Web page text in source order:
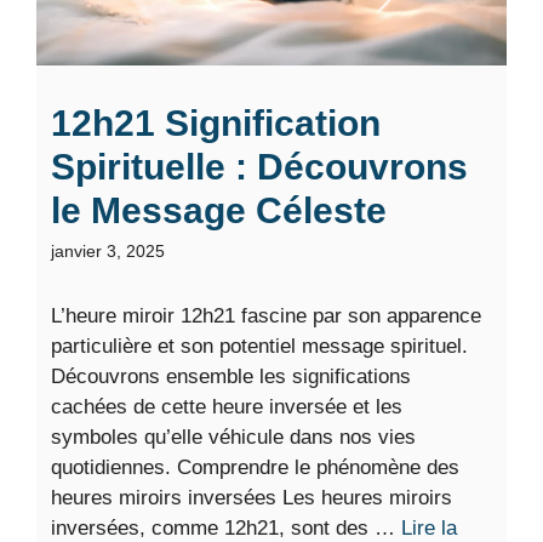
12h21 Signification
Spirituelle : Découvrons
le Message Céleste
janvier 3, 2025
L’heure miroir 12h21 fascine par son apparence
particulière et son potentiel message spirituel.
Découvrons ensemble les significations
cachées de cette heure inversée et les
symboles qu’elle véhicule dans nos vies
quotidiennes. Comprendre le phénomène des
heures miroirs inversées Les heures miroirs
inversées, comme 12h21, sont des … Lire la